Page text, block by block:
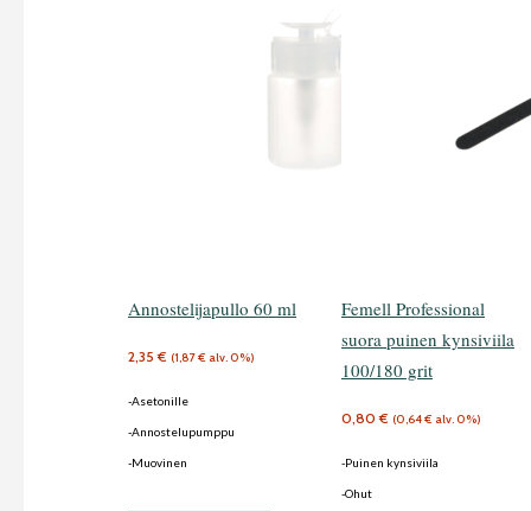
Annostelijapullo 60 ml
2,35€ (1,87€ alv. 0%)
-Asetonille
-Annostelupumppu
-Muovinen
Femell Professional
suora puinen kynsiviila
100/180 grit
0,80€ (0,64€ alv. 0%)
-Puinen kynsiviila
-Ohut